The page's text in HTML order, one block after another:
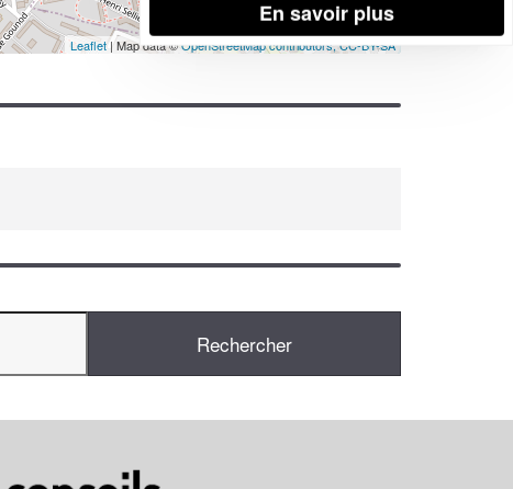
Leaflet| Map data ©OpenStreetMap contributors,CC-BY-SA
En savoir plus